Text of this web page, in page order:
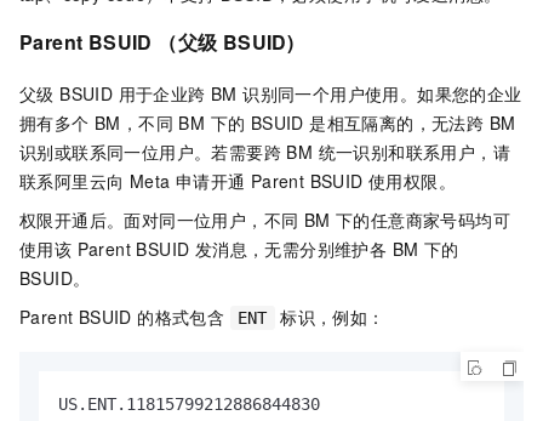
Parent BSUID （父级 BSUID)
父级 BSUID 用于企业跨 BM 识别同一个用户使用。如果您的企业
拥有多个 BM，不同 BM 下的 BSUID 是相互隔离的，无法跨 BM
识别或联系同一位用户。若需要跨 BM 统一识别和联系用户，请
联系阿里云向 Meta 申请开通 Parent BSUID 使用权限。
权限开通后。面对同一位用户，不同 BM 下的任意商家号码均可
使用该 Parent BSUID 发消息，无需分别维护各 BM 下的
BSUID。
Parent BSUID 的格式包含
ENT 标识，例如：
US.ENT.11815799212886844830